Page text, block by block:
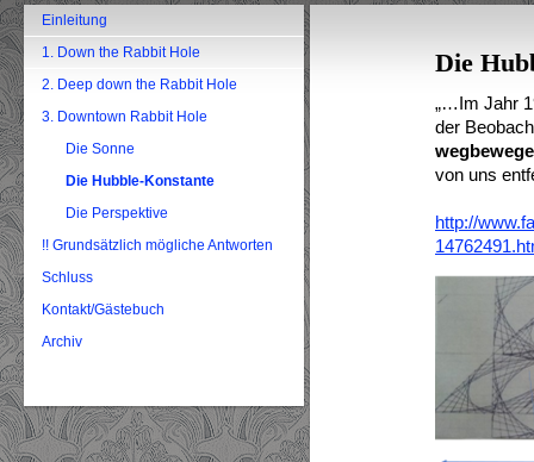
Einleitung
1. Down the Rabbit Hole
2. Deep down the Rabbit Hole
3. Downtown Rabbit Hole
Die Sonne
Die Hubble-Konstante
Die Perspektive
!! Grundsätzlich mögliche Antworten
Schluss
Kontakt/Gästebuch
Archiv
Die
„…Im Jahr
der
von uns
http://